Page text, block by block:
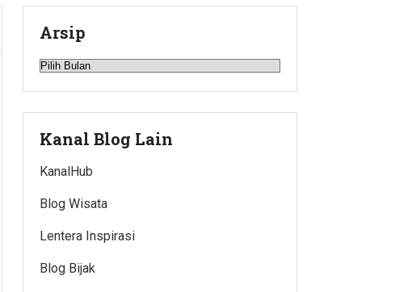
Arsip
Arsip
Kanal Blog Lain
KanalHub
Blog Wisata
Lentera Inspirasi
Blog Bijak